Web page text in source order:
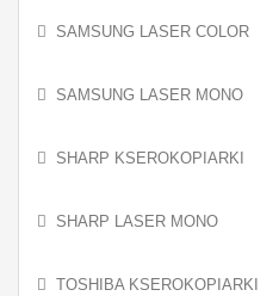
SAMSUNG LASER COLOR
SAMSUNG LASER MONO
SHARP KSEROKOPIARKI
SHARP LASER MONO
TOSHIBA KSEROKOPIARKI